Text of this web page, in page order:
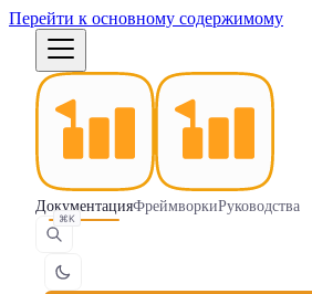
Перейти к основному содержимому
ДокументацияФреймворкиРуководства
⌘K